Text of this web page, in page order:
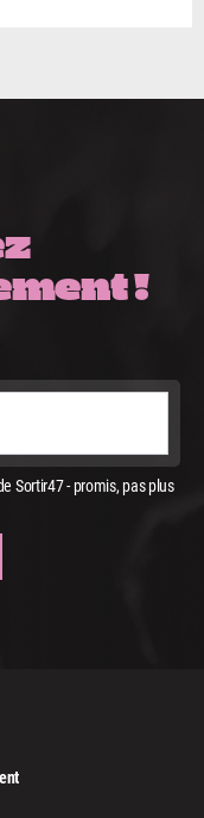
!
Sortir47 - promis, pas plus